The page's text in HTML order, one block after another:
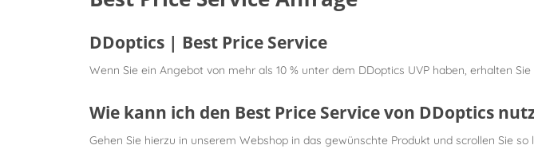
DDoptics | Best Price Service
Wenn Sie ein Angebot von mehr als 10 % unter dem DDoptics UVP haben, erhalten
Wie kann ich den Best Price Service von DDoptics
Gehen Sie hierzu in unserem Webshop in das gewünschte Produkt und scrollen Sie